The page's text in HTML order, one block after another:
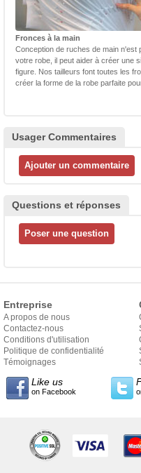
Fronces à la main
Conception de ruches de main n'est
votre robe, il peut aider à créer une
figure. Nos tailleurs font toutes les
créer la forme de la robe parfaite
Usager Commentaires
Questions et réponses
Entreprise
A propos de nous
Contactez-nous
Conditions d'utilisation
Politique de confidentialité
Témoignages
Like us
on Facebook